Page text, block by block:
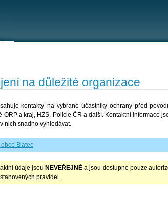
na důležité organizace
kontakty na vybrané účastníky ochrany před
ORP a kraj, HZS, Policie ČR a další. Kontaktní informace
nich snadno vyhledávat.
Blatec
údaje jsou NEVEŘEJNÉ a jsou dostupné pouze
pravidel.